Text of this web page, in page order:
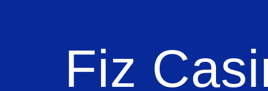
Fiz